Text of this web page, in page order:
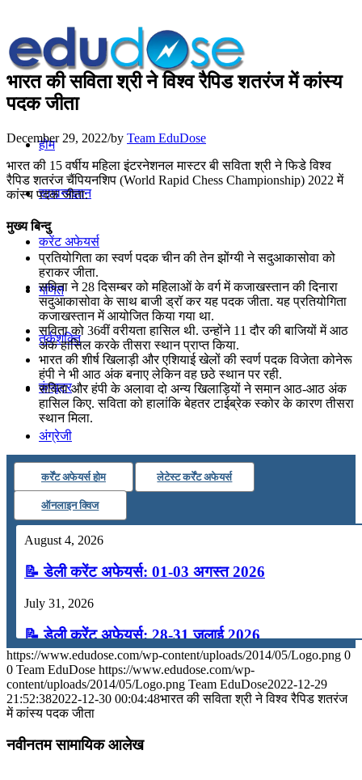
होम
सामान्यज्ञान
करेंट अफेयर्स
गणित
तर्कशक्ति
कंप्यूटर
अंग्रेजी
मॉक टेस्ट
टुडेज जीके
Menu Menu
भारत की सविता श्री ने विश्व रैपिड शतरंज में कांस्य
पदक जीता
December 29, 2022/by Team EduDose
भारत की 15 वर्षीय महिला इंटरनेशनल मास्टर बी सविता श्री ने फिडे विश्व
रैपिड शतरंज चैंपियनशिप (World Rapid Chess Championship) 2022 में
कांस्य पदक जीता.
मुख्य बिन्दु
प्रतियोगिता का स्वर्ण पदक चीन की तेन झोंग्यी ने सदुआकासोवा को
हराकर जीता.
सविता ने 28 दिसम्बर को महिलाओं के वर्ग में कजाखस्तान की दिनारा
सदुआकासोवा के साथ बाजी ड्रॉ कर यह पदक जीता. यह प्रतियोगिता
कजाखस्तान में आयोजित किया गया था.
सविता को 36वीं वरीयता हासिल थी. उन्होंने 11 दौर की बाजियों में आठ
अंक हासिल करके तीसरा स्थान प्राप्त किया.
भारत की शीर्ष खिलाड़ी और एशियाई खेलों की स्वर्ण पदक विजेता कोनेरू
हंपी ने भी आठ अंक बनाए लेकिन वह छठे स्थान पर रही.
सविता और हंपी के अलावा दो अन्य खिलाड़ियों ने समान आठ-आठ अंक
हासिल किए. सविता को हालांकि बेहतर टाईब्रेक स्कोर के कारण तीसरा
स्थान मिला.
कर्रेंट अफेयर्स होम लेटेस्ट कर्रेंट अफेयर्स
ऑनलाइन क्विज
August 4, 2026
📝 डेली करेंट अफेयर्स: 01-03 अगस्त 2026
July 31, 2026
📝 डेली करेंट अफेयर्स: 28-31 जुलाई 2026
July 28, 2026
📝 डेली करेंट अफेयर्स: 25-27 जुलाई 2026
https://www.edudose.com/wp-content/uploads/2014/05/Logo.png 0
0 Team EduDose https://www.edudose.com/wp-
content/uploads/2014/05/Logo.png Team EduDose2022-12-29
21:52:382022-12-30 00:04:48भारत की सविता श्री ने विश्व रैपिड शतरंज
में कांस्य पदक जीता
नवीनतम सामायिक आलेख